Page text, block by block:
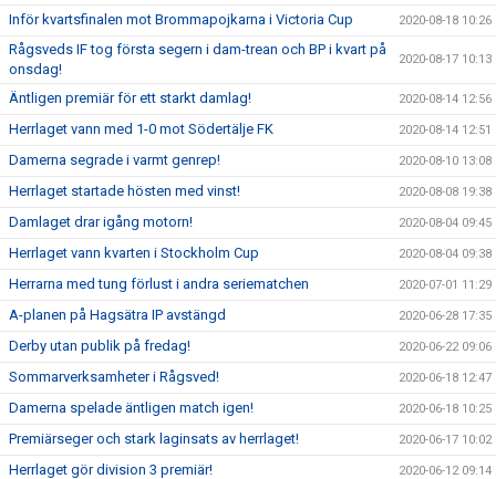
Inför kvartsfinalen mot Brommapojkarna i Victoria Cup 2020-08-18 10:26
Rågsveds IF tog första segern i dam-trean och BP i kvart på
onsdag!
2020-08-17 10:13
Äntligen premiär för ett starkt damlag! 2020-08-14 12:56
Herrlaget vann med 1-0 mot Södertälje FK 2020-08-14 12:51
Damerna segrade i varmt genrep! 2020-08-10 13:08
Herrlaget startade hösten med vinst! 2020-08-08 19:38
Damlaget drar igång motorn! 2020-08-04 09:45
Herrlaget vann kvarten i Stockholm Cup 2020-08-04 09:38
Herrarna med tung förlust i andra seriematchen 2020-07-01 11:29
A-planen på Hagsätra IP avstängd 2020-06-28 17:35
Derby utan publik på fredag! 2020-06-22 09:06
Sommarverksamheter i Rågsved! 2020-06-18 12:47
Damerna spelade äntligen match igen! 2020-06-18 10:25
Premiärseger och stark laginsats av herrlaget! 2020-06-17 10:02
Herrlaget gör division 3 premiär! 2020-06-12 09:14